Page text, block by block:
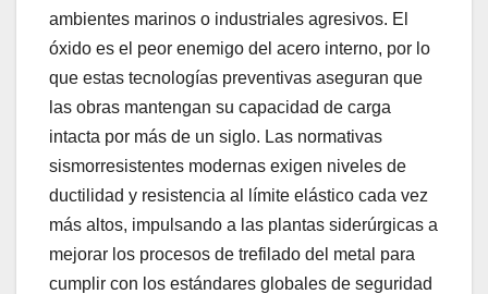
ambientes marinos o industriales agresivos. El
óxido es el peor enemigo del acero interno, por lo
que estas tecnologías preventivas aseguran que
las obras mantengan su capacidad de carga
intacta por más de un siglo. Las normativas
sismorresistentes modernas exigen niveles de
ductilidad y resistencia al límite elástico cada vez
más altos, impulsando a las plantas siderúrgicas a
mejorar los procesos de trefilado del metal para
cumplir con los estándares globales de seguridad